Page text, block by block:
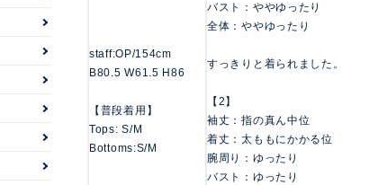
staff:OP/154cm
B80.5 W61.5 H86
【普段着用】
Tops: S/M
Bottoms:S/M
バスト：ややゆったり
全体：ややゆったり
すっきりと着られました。
【2】
袖丈：指の真ん中位
着丈：太ももにかかる位
腕周り：ゆったり
バスト：ゆったり